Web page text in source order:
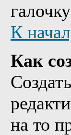
галочку
К
Как
на то